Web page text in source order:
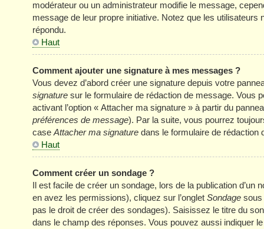
modérateur ou un administrateur modifie le message,
message de leur propre initiative. Notez que les
répondu.
Haut
Comment ajouter une signature à mes messages ?
Vous devez d’abord créer une signature depuis votre
signature sur le formulaire de rédaction de message. Vous
activant l’option « Attacher ma signature » à partir du
préférences de message). Par la suite, vous pourrez
case Attacher ma signature dans le formulaire de rédaction
Haut
Comment créer un sondage ?
Il est facile de créer un sondage, lors de la publication
en avez les permissions), cliquez sur l’onglet Sondage sous
pas le droit de créer des sondages). Saisissez le titre du
dans le champ des réponses. Vous pouvez aussi indiquer